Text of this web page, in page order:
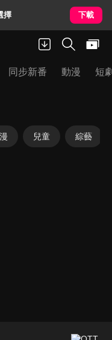
擇 下載
同步新番 動漫 短
兒童 綜藝